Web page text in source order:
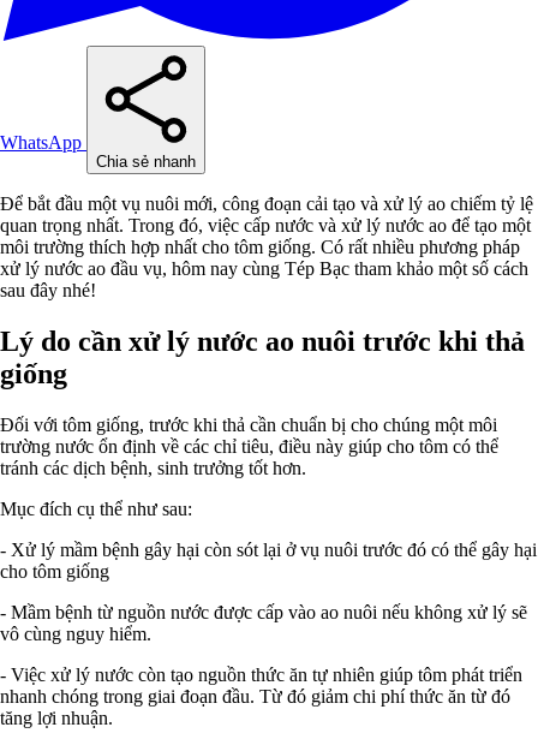
WhatsApp
Chia sẻ nhanh
Để bắt đầu một vụ nuôi mới, công đoạn cải tạo và xử lý ao chiếm tỷ lệ
quan trọng nhất. Trong đó, việc cấp nước và xử lý nước ao để tạo một
môi trường thích hợp nhất cho tôm giống. Có rất nhiều phương pháp
xử lý nước ao đầu vụ, hôm nay cùng Tép Bạc tham khảo một số cách
sau đây nhé!
Lý do cần xử lý nước ao nuôi trước khi thả
giống
Đối với tôm giống, trước khi thả cần chuẩn bị cho chúng một môi
trường nước ổn định về các chỉ tiêu, điều này giúp cho tôm có thể
tránh các dịch bệnh, sinh trưởng tốt hơn.
Mục đích cụ thể như sau:
- Xử lý mầm bệnh gây hại còn sót lại ở vụ nuôi trước đó có thể gây hại
cho tôm giống
- Mầm bệnh từ nguồn nước được cấp vào ao nuôi nếu không xử lý sẽ
vô cùng nguy hiểm.
- Việc xử lý nước còn tạo nguồn thức ăn tự nhiên giúp tôm phát triển
nhanh chóng trong giai đoạn đầu. Từ đó giảm chi phí thức ăn từ đó
tăng lợi nhuận.